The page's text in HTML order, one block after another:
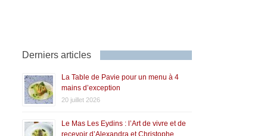
Derniers articles
La Table de Pavie pour un menu à 4
mains d’exception
20 juillet 2026
Le Mas Les Eydins : l’Art de vivre et de